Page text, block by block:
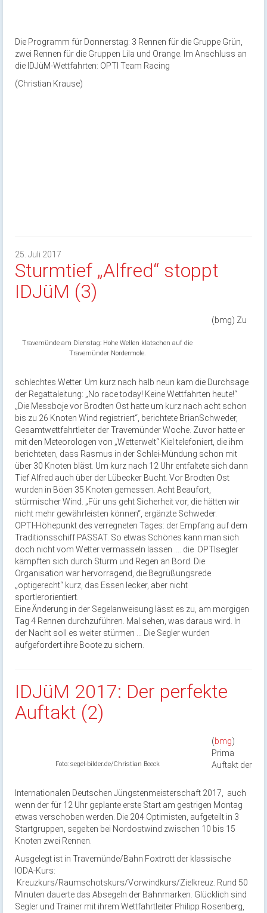
Die Programm für Donnerstag: 3 Rennen für die Gruppe Grün,
zwei Rennen für die Gruppen Lila und Orange. Im Anschluss an
die IDJüM-Wettfahrten: OPTI Team Racing
(Christian Krause)
25. Juli 2017
Sturmtief „Alfred“ stoppt
IDJüM (3)
Travemünde am Dienstag: Hohe Wellen klatschen auf die
Travemünder Nordermole.
(bmg) Zu
schlechtes Wetter. Um kurz nach halb neun kam die Durchsage
der Regattaleitung: „No race today! Keine Wettfahrten heute!“
„Die Messboje vor Brodten Ost hatte um kurz nach acht schon
bis zu 26 Knoten Wind registriert“, berichtete BrianSchweder,
Gesamtwettfahrtleiter der Travemünder Woche. Zuvor hatte er
mit den Meteorologen von „Wetterwelt“ Kiel telefoniert, die ihm
berichteten, dass Rasmus in der Schlei-Mündung schon mit
über 30 Knoten bläst. Um kurz nach 12 Uhr entfaltete sich dann
Tief Alfred auch über der Lübecker Bucht. Vor Brodten Ost
wurden in Böen 35 Knoten gemessen. Acht Beaufort,
stürmischer Wind. „Für uns geht Sicherheit vor, die hätten wir
nicht mehr gewährleisten können“, ergänzte Schweder.
OPTI-Höhepunkt des verregneten Tages: der Empfang auf dem
Traditionsschiff PASSAT. So etwas Schönes kann man sich
doch nicht vom Wetter vermasseln lassen …. die OPTIsegler
kämpften sich durch Sturm und Regen an Bord. Die
Organisation war hervorragend, die Begrüßungsrede
„optigerecht“ kurz, das Essen lecker, aber nicht
sportlerorientiert.
Eine Änderung in der Segelanweisung lässt es zu, am morgigen
Tag 4 Rennen durchzuführen. Mal sehen, was daraus wird. In
der Nacht soll es weiter stürmen … Die Segler wurden
aufgefordert ihre Boote zu sichern.
IDJüM 2017: Der perfekte
Auftakt (2)
Foto: segel-bilder.de/Christian Beeck
(bmg)
Prima
Auftakt der
Internationalen Deutschen Jüngstenmeisterschaft 2017, auch
wenn der für 12 Uhr geplante erste Start am gestrigen Montag
etwas verschoben werden. Die 204 Optimisten, aufgeteilt in 3
Startgruppen, segelten bei Nordostwind zwischen 10 bis 15
Knoten zwei Rennen.
Ausgelegt ist in Travemünde/Bahn Foxtrott der klassische
IODA-Kurs:
Kreuzkurs/Raumschotskurs/Vorwindkurs/Zielkreuz. Rund 50
Minuten dauerte das Absegeln der Bahnmarken. Glücklich sind
Segler und Trainer mit ihrem Wettfahrtleiter Philipp Rosenberg,